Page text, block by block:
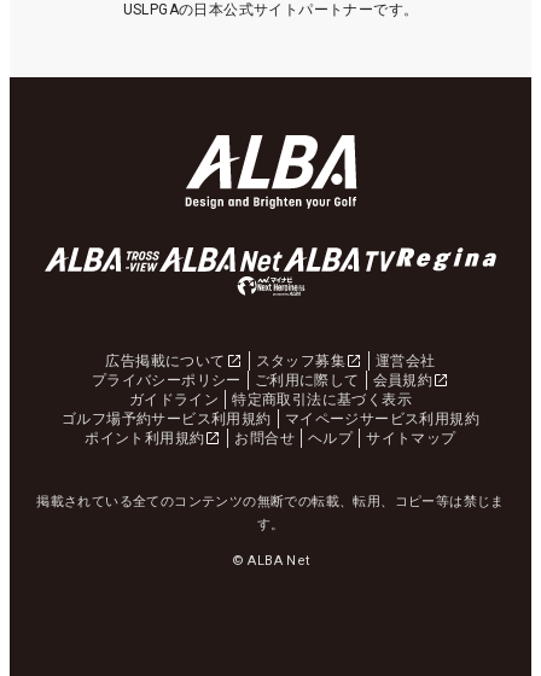
USLPGAの日本公式サイトパートナーです。
広告掲載について スタッフ募集
運営会社
プライバシーポリシー
ご利用に際して
会員規約
ガイドライン
特定商取引法に基づく表示
ゴルフ場予約サービス利用規約
マイページサービス利用規約
ポイント利用規約
お問合せ ヘルプ サイトマップ
掲載されている全てのコンテンツの無断での転載、転用、コピー等は禁じま
す。
© ALBA Net